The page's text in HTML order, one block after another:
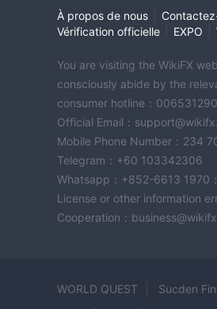
À propos de nous
Vérification officielle
EXPO
You are visiting the WikiFX
consciously abide by the
consumer hotline：
Official Email：
Mobile Phone Number：234
Telegram：+60 103342306
Whatsapp：+852-6613 1970；
License or other information
Cooperation：
WORLD QUEST Sucden